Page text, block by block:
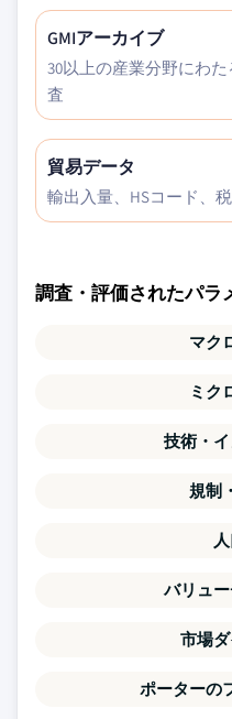
GMIアーカイブ
30以上の産業分野にわ
査
貿易データ
輸出入量、HSコード、
調査・評価されたパラ
マク
ミク
技術・
規制
バリュ
市場
ポーターの